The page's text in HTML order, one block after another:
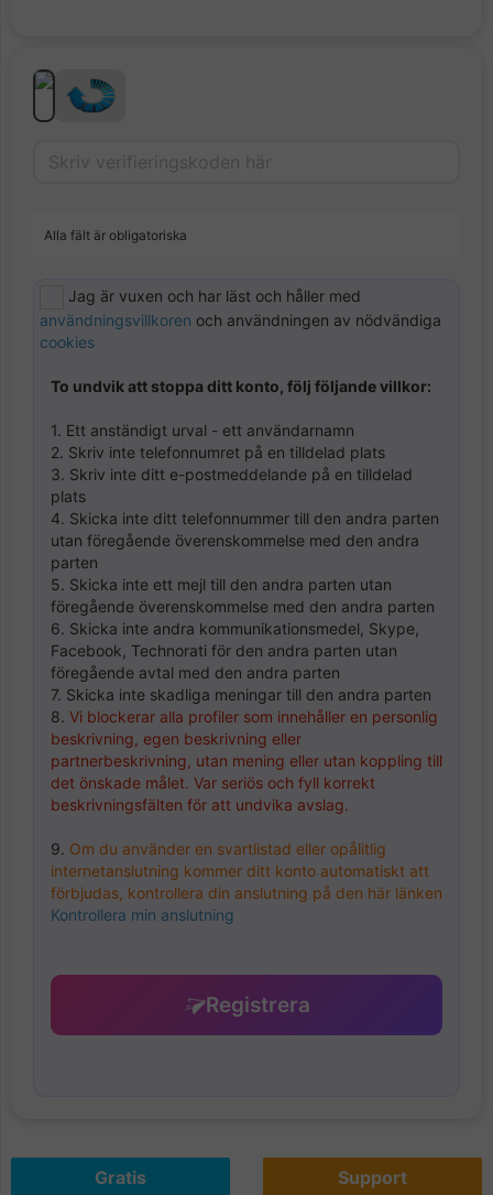
Alla fält är obligatoriska
Jag är vuxen och har läst och håller med
användningsvillkoren och användningen av nödvändiga
cookies
To undvik att stoppa ditt konto, följ följande villkor:
1. Ett anständigt urval - ett användarnamn
2. Skriv inte telefonnumret på en tilldelad plats
3. Skriv inte ditt e-postmeddelande på en tilldelad
plats
4. Skicka inte ditt telefonnummer till den andra parten
utan föregående överenskommelse med den andra
parten
5. Skicka inte ett mejl till den andra parten utan
föregående överenskommelse med den andra parten
6. Skicka inte andra kommunikationsmedel, Skype,
Facebook, Technorati för den andra parten utan
föregående avtal med den andra parten
7. Skicka inte skadliga meningar till den andra parten
8. Vi blockerar alla profiler som innehåller en personlig
beskrivning, egen beskrivning eller
partnerbeskrivning, utan mening eller utan koppling till
det önskade målet. Var seriös och fyll korrekt
beskrivningsfälten för att undvika avslag.
9. Om du använder en svartlistad eller opålitlig
internetanslutning kommer ditt konto automatiskt att
förbjudas, kontrollera din anslutning på den här länken
Kontrollera min anslutning
Registrera
Gratis Support